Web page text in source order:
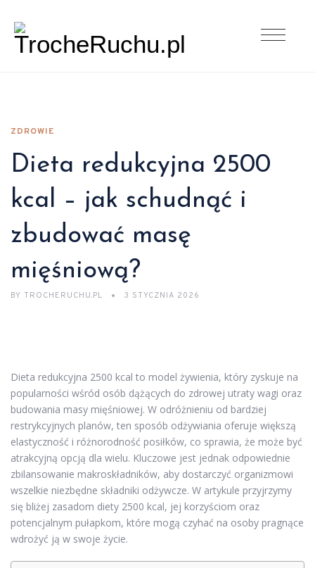
ZDROWIE
Dieta redukcyjna 2500
kcal – jak schudnąć i
zbudować masę
mięśniową?
BY TROCHERUCHU.PL 3 STYCZNIA 2026
Dieta redukcyjna 2500 kcal to model żywienia, który zyskuje na
popularności wśród osób dążących do zdrowej utraty wagi oraz
budowania masy mięśniowej. W odróżnieniu od bardziej
restrykcyjnych planów, ten sposób odżywiania oferuje większą
elastyczność i różnorodność posiłków, co sprawia, że może być
atrakcyjną opcją dla wielu. Kluczowe jest jednak odpowiednie
zbilansowanie makroskładników, aby dostarczyć organizmowi
wszelkie niezbędne składniki odżywcze. W artykule przyjrzymy
się bliżej zasadom diety 2500 kcal, jej korzyściom oraz
potencjalnym pułapkom, które mogą czyhać na osoby pragnące
wdrożyć ją w swoje życie.